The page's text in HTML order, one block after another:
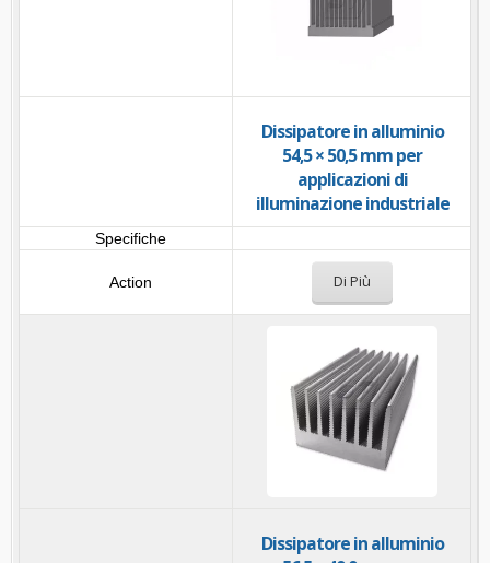
Dissipatore in alluminio
54,5 × 50,5 mm per
applicazioni di
illuminazione industriale
Di Più
Dissipatore in alluminio